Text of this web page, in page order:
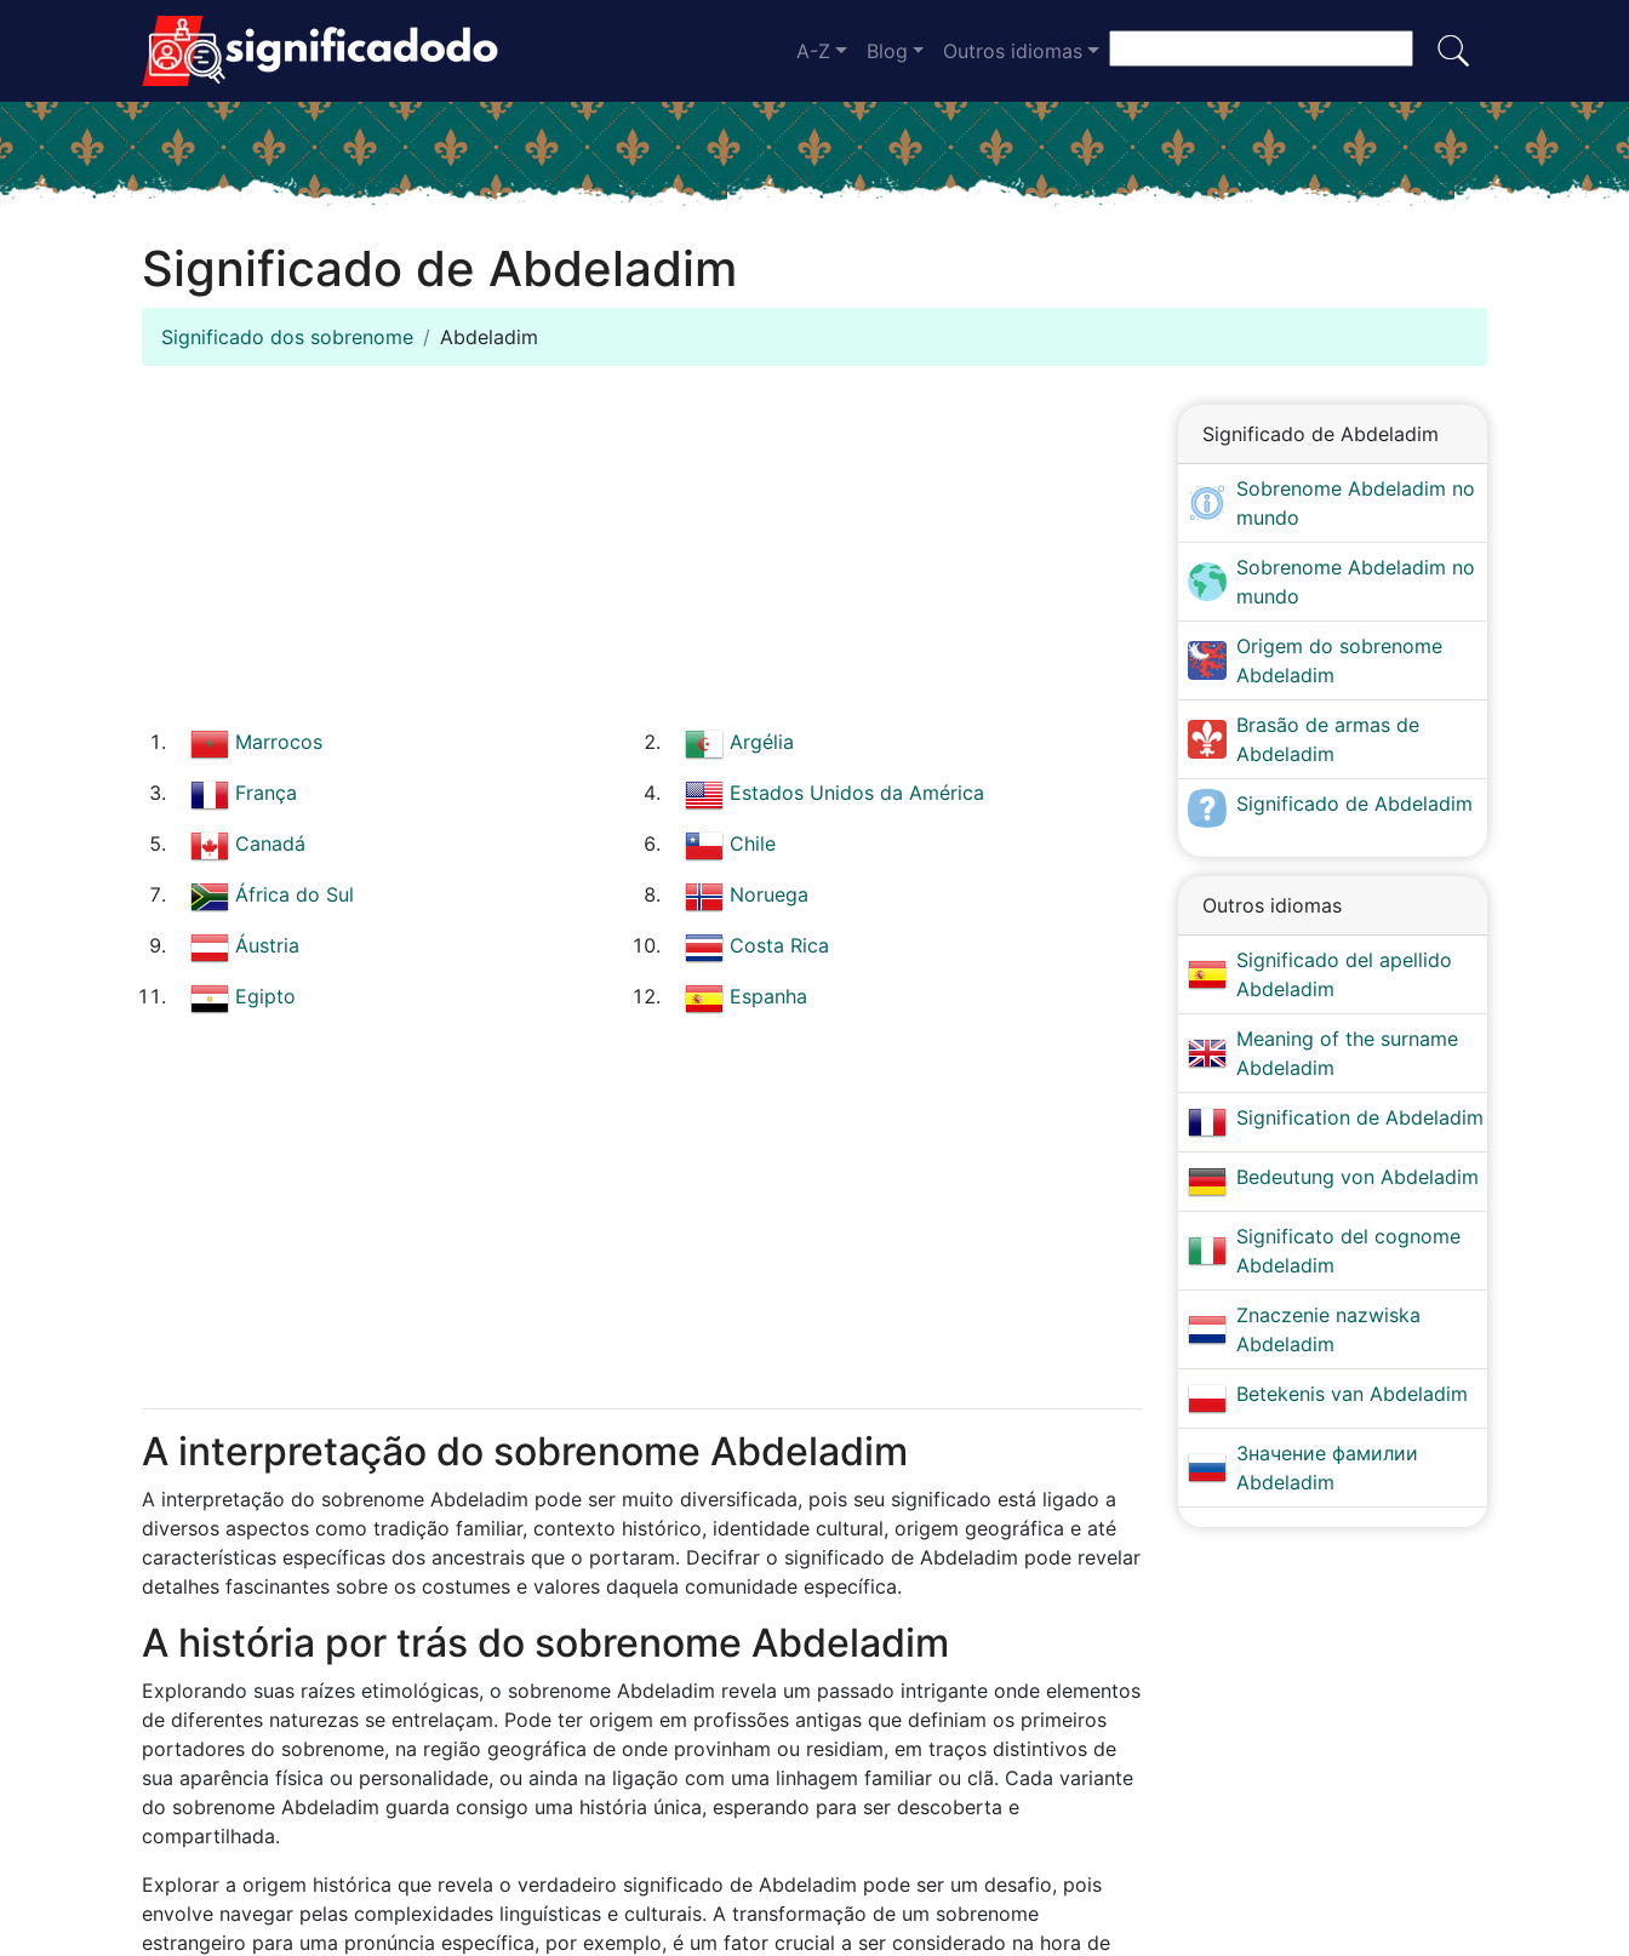
A-Z Blog Outros idiomas
Significado de Abdeladim
Significado dos sobrenome Abdeladim
Marrocos Argélia
França Estados Unidos da América
Canadá Chile
África do Sul Noruega
Áustria Costa Rica
Egipto Espanha
A interpretação do sobrenome Abdeladim
A interpretação do sobrenome Abdeladim pode ser muito diversificada, pois seu significado está ligado a
diversos aspectos como tradição familiar, contexto histórico, identidade cultural, origem geográfica e até
características específicas dos ancestrais que o portaram. Decifrar o significado de Abdeladim pode revelar
detalhes fascinantes sobre os costumes e valores daquela comunidade específica.
A história por trás do sobrenome Abdeladim
Explorando suas raízes etimológicas, o sobrenome Abdeladim revela um passado intrigante onde elementos
de diferentes naturezas se entrelaçam. Pode ter origem em profissões antigas que definiam os primeiros
portadores do sobrenome, na região geográfica de onde provinham ou residiam, em traços distintivos de
sua aparência física ou personalidade, ou ainda na ligação com uma linhagem familiar ou clã. Cada variante
do sobrenome Abdeladim guarda consigo uma história única, esperando para ser descoberta e
compartilhada.
Explorar a origem histórica que revela o verdadeiro significado de Abdeladim pode ser um desafio, pois
envolve navegar pelas complexidades linguísticas e culturais. A transformação de um sobrenome
estrangeiro para uma pronúncia específica, por exemplo, é um fator crucial a ser considerado na hora de
Significado de Abdeladim
Sobrenome Abdeladim no
mundo
Sobrenome Abdeladim no
mundo
Origem do sobrenome
Abdeladim
Brasão de armas de
Abdeladim
Significado de Abdeladim
Outros idiomas
Significado del apellido
Abdeladim
Meaning of the surname
Abdeladim
Signification de Abdeladim
Bedeutung von Abdeladim
Significato del cognome
Abdeladim
Znaczenie nazwiska
Abdeladim
Betekenis van Abdeladim
Значение фамилии
Abdeladim